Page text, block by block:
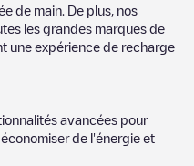
de main. De plus, nos
les grandes marques de
une expérience de recharge
avancées pour
de l'énergie et